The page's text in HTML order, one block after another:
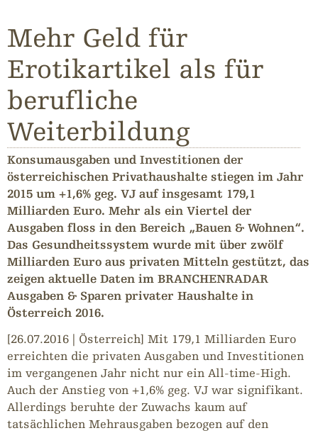
Mehr Geld für
Erotikartikel als für
berufliche
Weiterbildung
Konsumausgaben und Investitionen der
österreichischen Privathaushalte stiegen im Jahr
2015 um +1,6% geg. VJ auf insgesamt 179,1
Milliarden Euro. Mehr als ein Viertel der
Ausgaben floss in den Bereich „Bauen & Wohnen“.
Das Gesundheitssystem wurde mit über zwölf
Milliarden Euro aus privaten Mitteln gestützt, das
zeigen aktuelle Daten im BRANCHENRADAR
Ausgaben & Sparen privater Haushalte in
Österreich 2016.
[26.07.2016 | Österreich] Mit 179,1 Milliarden Euro
erreichten die privaten Ausgaben und Investitionen
im vergangenen Jahr nicht nur ein All-time-High.
Auch der Anstieg von +1,6% geg. VJ war signifikant.
Allerdings beruhte der Zuwachs kaum auf
tatsächlichen Mehrausgaben bezogen auf den